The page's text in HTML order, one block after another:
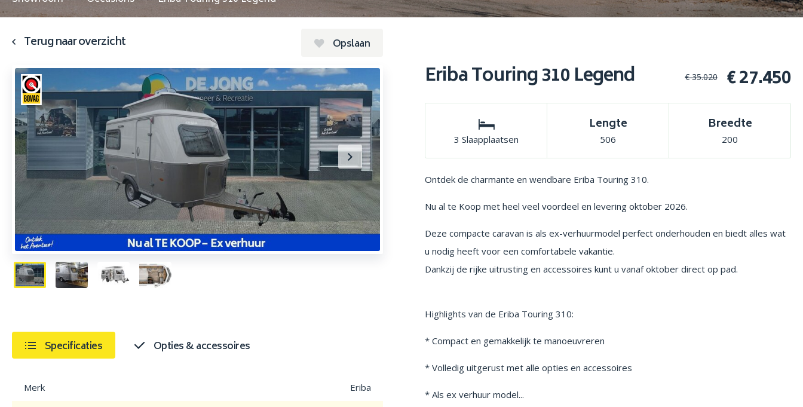
Terug naar overzicht Opslaan
Specificaties Opties & accessoires
Merk Eriba
Eriba Touring 310 Legend € 35.020 € 27.450
3 Slaapplaatsen
Lengte
506
Breedte
200
Ontdek de charmante en wendbare Eriba Touring 310.
Nu al te Koop met heel veel voordeel en levering oktober 2026.
Deze compacte caravan is als ex-verhuurmodel perfect onderhouden en biedt alles wat
u nodig heeft voor een comfortabele vakantie.
Dankzij de rijke uitrusting en accessoires kunt u vanaf oktober direct op pad.
Highlights van de Eriba Touring 310:
* Compact en gemakkelijk te manoeuvreren
* Volledig uitgerust met alle opties en accessoires
* Als ex verhuur model...